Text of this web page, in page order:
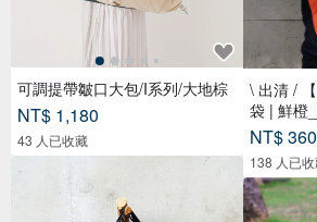
可調提帶皺口大包/I系列/大地棕
NT$ 1,180
43 人已收藏
\ 出清 /
袋 | 鮮橙
NT$ 360
138 人已